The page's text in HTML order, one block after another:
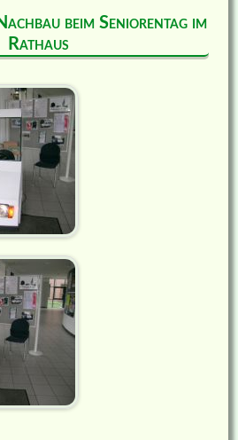
beim Seniorentag im
Rathaus